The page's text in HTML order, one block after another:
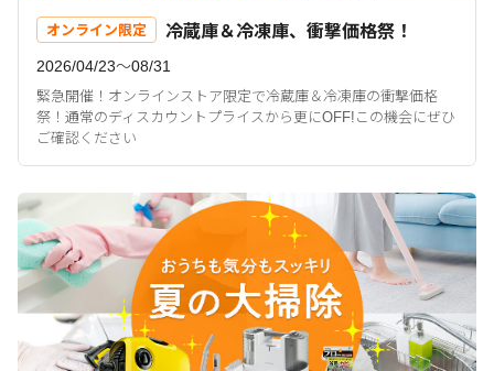
オンライン限定 冷蔵庫＆冷凍庫、衝撃価格祭！
2026/04/23〜08/31
緊急開催！オンラインストア限定で冷蔵庫＆冷凍庫の衝撃価格
祭！通常のディスカウントプライスから更にOFF!この機会にぜひ
ご確認ください